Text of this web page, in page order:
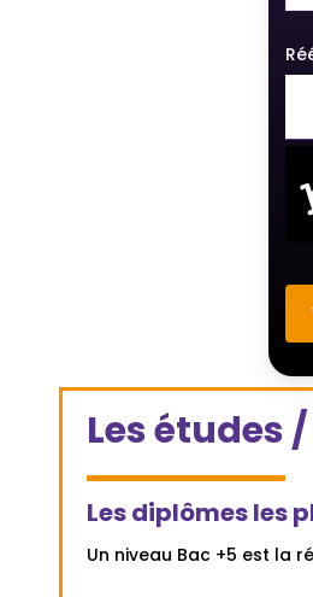
field
be
Les études
Les diplômes les
Un niveau Bac +5 est la